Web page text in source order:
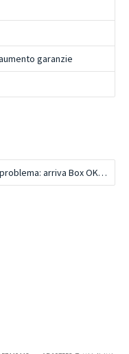
garanzie
Paura del cambio di stagione? Nessun problema: arriva Box OK! | BoxOK - Self Storage a Domicilio in tutta Italia